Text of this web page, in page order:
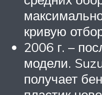
кривую
2006 г. –
модели.
получает